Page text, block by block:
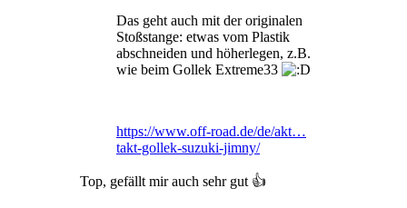
Das geht auch mit der originalen
Stoßstange: etwas vom Plastik
abschneiden und höherlegen, z.B.
wie beim Gollek Extreme33
https://www.off-road.de/de/akt…
takt-gollek-suzuki-jimny/
Top, gefällt mir auch sehr gut 👍